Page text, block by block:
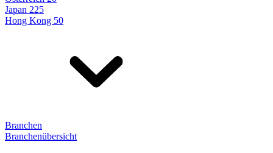
Japan 225
Hong Kong 50
Branchen
Branchenübersicht